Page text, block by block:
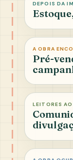
DEPOIS DA
A OBRA
Pré-
LEITORES